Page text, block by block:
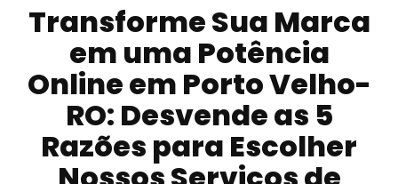
Transforme Sua Marca
em uma Potência
Online em Porto Velho-
RO: Desvende as 5
Razões para Escolher